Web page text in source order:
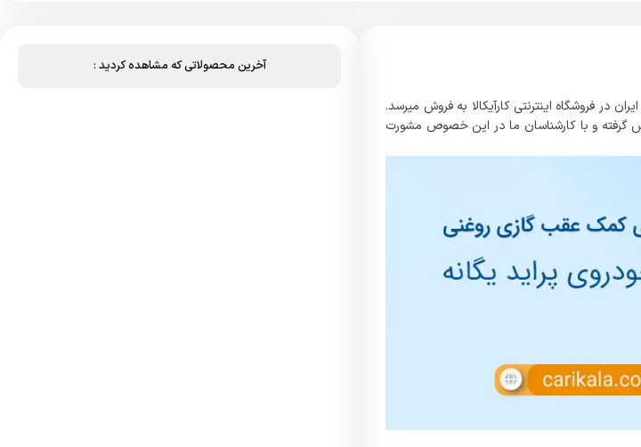
فروشگاه اینترنتی کارآیکالا به فروش میرسد.
گرفته و با کارشناسان ما در این خصوص مشورت
آخرین محصولاتی که مشاهده کردید :